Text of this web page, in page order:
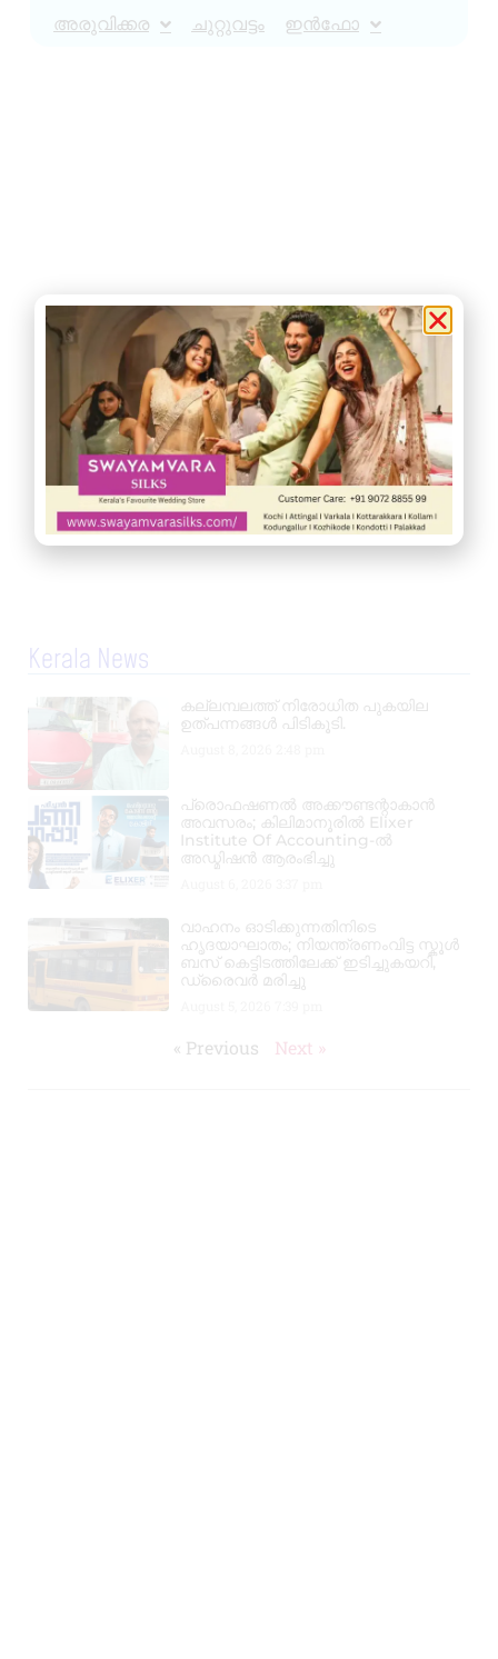
അരുവിക്കര ചുറ്റുവട്ടം ഇൻഫോ
Kerala News
കല്ലമ്പലത്ത് നിരോധിത പുകയില
ഉത്പന്നങ്ങൾ പിടികൂടി.
പ്രൊഫഷണൽ അക്കൗണ്ടന്റാകാൻ
അവസരം; കിലിമാനൂരിൽ Elixer
Institute Of Accounting-ൽ
അഡ്മിഷൻ ആരംഭിച്ചു
വാഹനം ഓടിക്കുന്നതിനിടെ
ഹൃദയാഘാതം; നിയന്ത്രണംവിട്ട സ്കൂൾ
ബസ് കെട്ടിടത്തിലേക്ക് ഇടിച്ചുകയറി,
ഡ്രൈവർ മരിച്ചു
« Previous Next »